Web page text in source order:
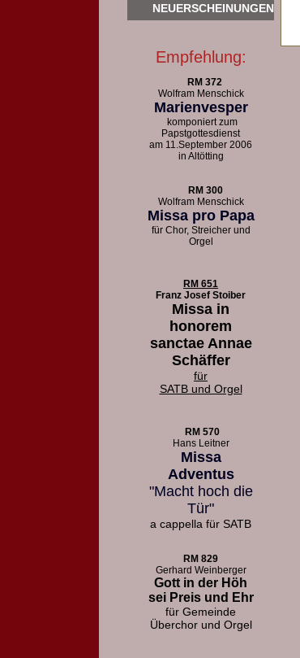
NEUERSCHEINUNGEN
Empfehlung:
RM 372
Wolfram Menschick
Marienvesper
komponiert zum
Papstgottesdienst
am 11.September 2006
in Altötting
RM 300
Wolfram Menschick
Missa pro Papa
für Chor, Streicher und
Orgel
RM 651
Franz Josef Stoiber
Missa in
honorem
sanctae Annae
Schäffer
für
SATB und Orgel
RM 570
Hans Leitner
Missa
Adventus
"Macht hoch die
Tür"
a cappella für SATB
RM 829
Gerhard Weinberger
Gott in der Höh
sei Preis und Ehr
für Gemeinde
Überchor und Orgel